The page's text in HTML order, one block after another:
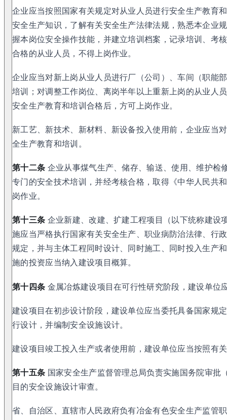
企业应当按照国家有关规定对从业人员进行安全生产教育
安全生产知识，了解有关安全生产法律法规，熟悉本企业
握本岗位安全操作技能，并建立培训档案，记录培训、考
合格的从业人员，不得上岗作业。
企业应当对新上岗从业人员进行厂（公司）、车间（职能
培训；对调整工作岗位、离岗半年以上重新上岗的从业人
安全生产教育和培训合格后，方可上岗作业。
新工艺、新技术、新材料、新设备投入使用前，企业应当
全生产教育和培训。
第十二条 企业从事煤气生产、储存、输送、使用、维护检
专门的安全技术培训，并经考核合格，取得《中华人民共
岗作业。
第十三条 企业新建、改建、扩建工程项目（以下统称建设
施应当严格执行国家有关安全生产、职业病防治法律、行
规定，并与主体工程同时设计、同时施工、同时投入生产
施的投资应当纳入建设项目概算。
第十四条 金属冶炼建设项目在可行性研究阶段，建设单位
建设项目在初步设计阶段，建设单位应当委托具备国家规
行设计，并编制安全设施设计。
建设项目竣工投入生产或者使用前，建设单位应当按照有
第十五条 国家安全生产监督管理总局负责实施国务院审批
目的安全设施设计审查。
省、自治区、直辖市人民政府负有冶金有色安全生产监管